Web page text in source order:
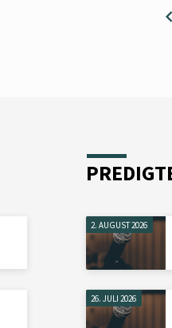
2. AUGUST 2026
26. JULI 2026